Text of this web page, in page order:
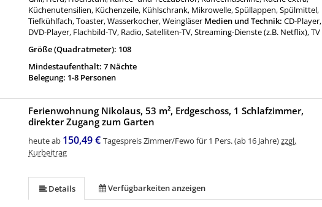
Küchenutensilien, Küchenzeile, Kühlschrank, Mikrowelle, Spüllappen, Spülmittel,
Tiefkühlfach, Toaster, Wasserkocher, Weingläser Medien und Technik:CD-Player,
DVD-Player, Flachbild-TV, Radio, Satelliten-TV, Streaming-Dienste (z.B. Netflix), TV
Größe (Quadratmeter): 108
Mindestaufenthalt: 7 Nächte
Belegung: 1-8 Personen
Ferienwohnung Nikolaus, 53 m², Erdgeschoss, 1 Schlafzimmer,
direkter Zugang zum Garten
heute ab 150,49 € Tagespreis Zimmer/Fewo für 1 Pers. (ab 16 Jahre)zzgl.
Kurbeitrag
Details Verfügbarkeiten anzeigen